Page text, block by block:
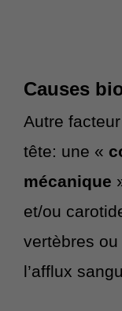
Causes
Autre
tête: une «
mécanique
et/ou
vertèbres
l’afflux